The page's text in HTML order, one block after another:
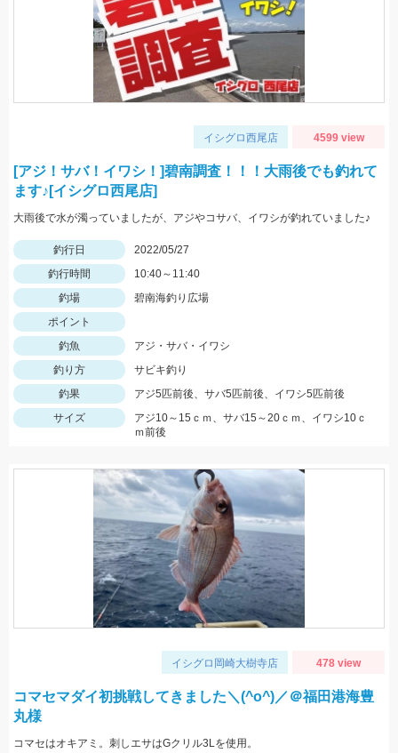
イシグロ西尾店 4599 view
[アジ！サバ！イワシ！]碧南調査！！！大雨後でも釣れて
ます♪[イシグロ西尾店]
大雨後で水が濁っていましたが、アジやコサバ、イワシが釣れていました♪
釣行日
2022/05/27
釣行時間
10:40～11:40
釣場
碧南海釣り広場
ポイント
釣魚
アジ・サバ・イワシ
釣り方
サビキ釣り
釣果
アジ5匹前後、サバ5匹前後、イワシ5匹前後
サイズ
アジ10～15ｃｍ、サバ15～20ｃｍ、イワシ10ｃ
ｍ前後
イシグロ岡崎大樹寺店 478 view
コマセマダイ初挑戦してきました＼(^o^)／＠福田港海豊
丸様
コマセはオキアミ。刺しエサはGクリル3Lを使用。